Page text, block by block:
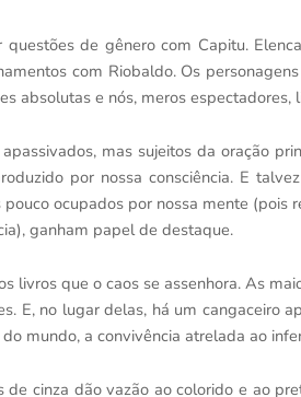
questões de gênero com Capitu.
com Riobaldo. Os
absolutas e nós, meros
mas sujeitos da oração
por nossa consciência. E
pouco ocupados por nossa mente (pois
ganham papel de destaque.
livros que o caos se assenhora. As
E, no lugar delas, há um cangaceiro
mundo, a convivência atrelada ao
de cinza dão vazão ao colorido e ao